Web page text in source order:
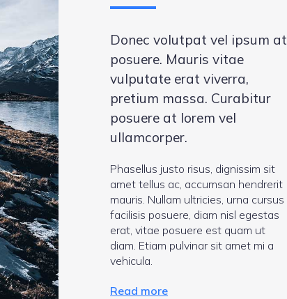
Donec volutpat vel ipsum at
posuere. Mauris vitae
vulputate erat viverra,
pretium massa. Curabitur
posuere at lorem vel
ullamcorper.
Phasellus justo risus, dignissim sit
amet tellus ac, accumsan hendrerit
mauris. Nullam ultricies, urna cursus
facilisis posuere, diam nisl egestas
erat, vitae posuere est quam ut
diam. Etiam pulvinar sit amet mi a
vehicula.
Read more